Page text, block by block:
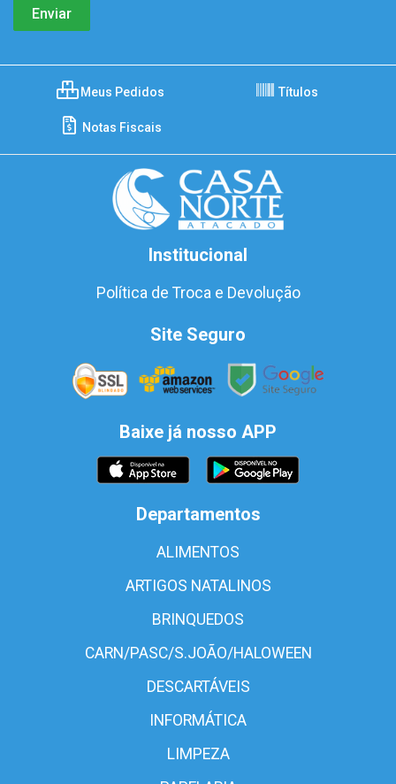
Meus Pedidos Títulos
Notas Fiscais
Institucional
Política de Troca e Devolução
Site Seguro
Baixe já nosso APP
Departamentos
ALIMENTOS
ARTIGOS NATALINOS
BRINQUEDOS
CARN/PASC/S.JOÃO/HALOWEEN
DESCARTÁVEIS
INFORMÁTICA
LIMPEZA